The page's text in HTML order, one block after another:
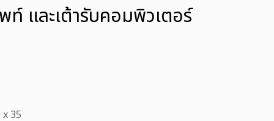
ท์ และเต้ารับคอมพิวเตอร์
x 35